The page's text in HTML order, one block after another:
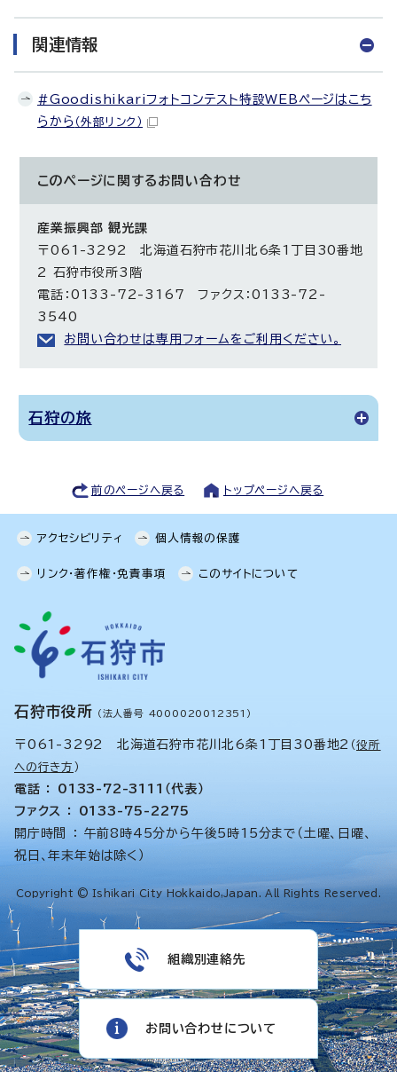
関連情報
#Goodishikariフォトコンテスト特設WEBページはこち
らから （外部リンク）
このページに関する お問い合わせ
産業振興部 観光課
〒061-3292 北海道石狩市花川北6条1丁目30番地
2 石狩市役所3階
電話：0133-72-3167 ファクス：0133-72-
3540
お問い合わせは専用フォームをご利用ください。
石狩の旅
前のページへ戻る トップページへ戻る
アクセシビリティ 個人情報の保護
リンク・著作権・免責事項 このサイトについて
石狩市役所 （法人番号 4000020012351）
〒061-3292 北海道石狩市花川北6条1丁目30番地2 （役所
への行き方 ）
電話 ： 0133-72-3111（代表）
ファクス ： 0133-75-2275
開庁時間 ： 午前8時45分から午後5時15分まで（土曜、日曜、
祝日、年末年始は除く）
Copyright © Ishikari City Hokkaido,Japan. All Rights Reserved.
組織別連絡先
お問い合わせについて